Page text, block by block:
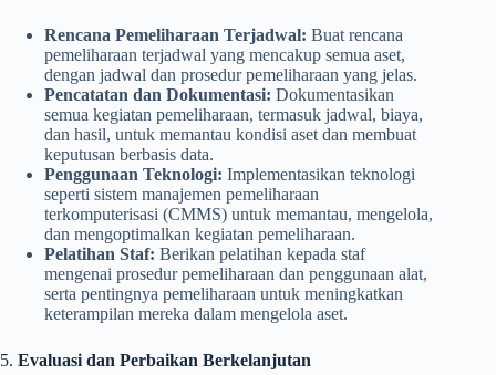
Rencana Pemeliharaan Terjadwal: Buat rencana
pemeliharaan terjadwal yang mencakup semua aset,
dengan jadwal dan prosedur pemeliharaan yang jelas.
Pencatatan dan Dokumentasi: Dokumentasikan
semua kegiatan pemeliharaan, termasuk jadwal, biaya,
dan hasil, untuk memantau kondisi aset dan membuat
keputusan berbasis data.
Penggunaan Teknologi: Implementasikan teknologi
seperti sistem manajemen pemeliharaan
terkomputerisasi (CMMS) untuk memantau, mengelola,
dan mengoptimalkan kegiatan pemeliharaan.
Pelatihan Staf: Berikan pelatihan kepada staf
mengenai prosedur pemeliharaan dan penggunaan alat,
serta pentingnya pemeliharaan untuk meningkatkan
keterampilan mereka dalam mengelola aset.
5. Evaluasi dan Perbaikan Berkelanjutan